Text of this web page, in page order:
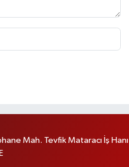
Mah. Tevfik Mataracı İş Hanı